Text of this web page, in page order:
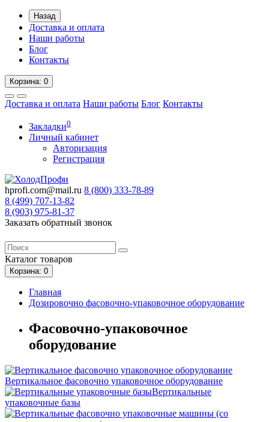
Назад
Доставка и оплата
Наши работы
Блог
Контакты
Корзина: 0
Доставка и оплата Наши работы Блог Контакты
Закладки0
Личный кабинет
Авторизация
Регистрация
hprofi.com@mail.ru 8 (800) 333-78-89
8 (499) 707-13-82
8 (903) 975-81-37
Заказать обратный звонок
Каталог товаров
Корзина: 0
Главная
Дозировочно фасовочно-упаковочное оборудование
Фасовочно-упаковочное
оборудование
Вертикальное фасовочно упаковочное оборудование
Вертикальные
упаковочные базы